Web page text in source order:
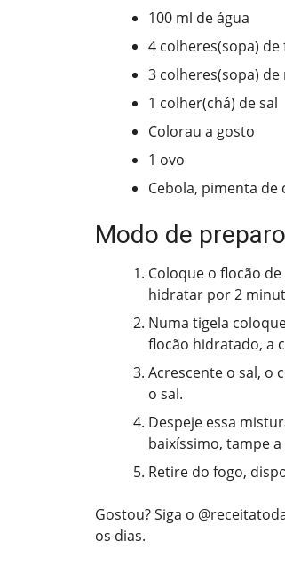
100 ml de água
4 colheres(sopa)
3 colheres(sopa) de
1 colher(chá) de sal
Colorau a gosto
1 ovo
Cebola, pimenta
Modo de preparo
Coloque o flocão
hidratar por 2
Numa tigela
flocão hidratado, a
Acrescente o sal, o
o sal.
Despeje essa
baixíssimo, tampe
Retire do fogo,
Gostou? Siga o
os dias.